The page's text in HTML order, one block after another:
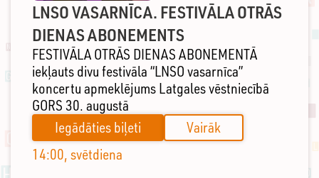
LNSO VASARNĪCA. FESTIVĀLA OTRĀS
DIENAS ABONEMENTS
FESTIVĀLA OTRĀS DIENAS ABONEMENTĀ
iekļauts divu festivāla “LNSO vasarnīca”
koncertu apmeklējums Latgales vēstniecībā
GORS 30. augustā
Iegādāties biļeti
Vairāk
14:00, svētdiena